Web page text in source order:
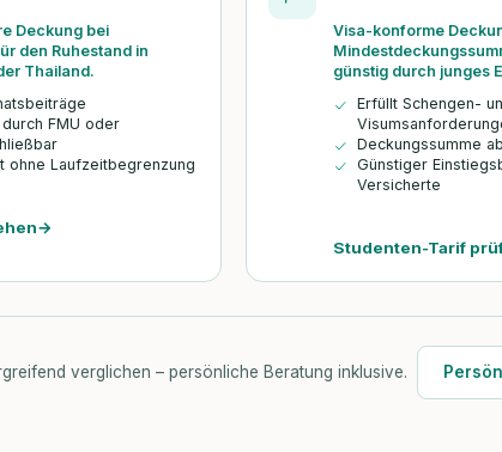
Deckung bei
den Ruhestand in
Thailand.
FMU oder
ohne Laufzeitbegrenzung
→
Visa-konforme
günstig durch junges
Erfüllt Schengen-
Deckungssumme
Günstiger
Versicherte
Studenten-Tarif
verglichen – persönliche Beratung inklusive.